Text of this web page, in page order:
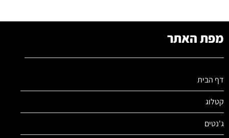
מפת האתר
דף הבית
קטלוג
ג'נטים